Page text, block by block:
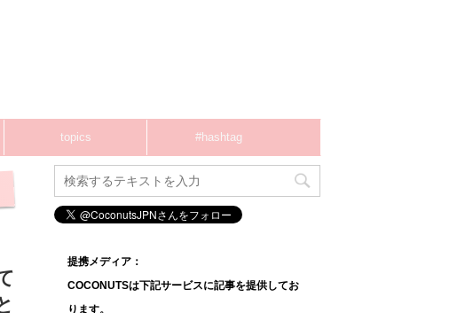
topics #hashtag
提携メディア：
COCONUTSは下記サービスに記事を提供してお
ります。